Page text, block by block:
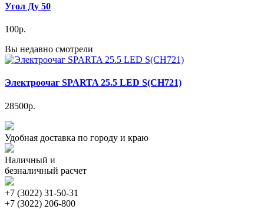
Угол Ду 50
100р.
Вы недавно смотрели
Электроочаг SPARTA 25.5 LED S(CH721)
28500р.
Удобная доставка по городу и краю
Наличный и
безналичный расчет
+7 (3022) 31-50-31
+7 (3022) 206-800